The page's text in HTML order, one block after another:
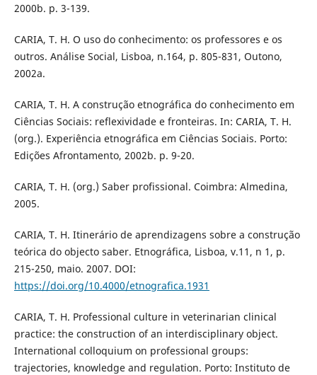
2000b. p. 3-139.
CARIA, T. H. O uso do conhecimento: os professores e os
outros. Análise Social, Lisboa, n.164, p. 805-831, Outono,
2002a.
CARIA, T. H. A construção etnográfica do conhecimento em
Ciências Sociais: reflexividade e fronteiras. In: CARIA, T. H.
(org.). Experiência etnográfica em Ciências Sociais. Porto:
Edições Afrontamento, 2002b. p. 9-20.
CARIA, T. H. (org.) Saber profissional. Coimbra: Almedina,
2005.
CARIA, T. H. Itinerário de aprendizagens sobre a construção
teórica do objecto saber. Etnográfica, Lisboa, v.11, n 1, p.
215-250, maio. 2007. DOI:
https://doi.org/10.4000/etnografica.1931
CARIA, T. H. Professional culture in veterinarian clinical
practice: the construction of an interdisciplinary object.
International colloquium on professional groups:
trajectories, knowledge and regulation. Porto: Instituto de